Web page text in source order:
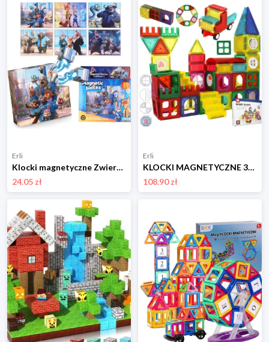
Erli
Klocki magnetyczne Zwierzogród Puzzle 3D 6 obrazków dzieci ZOOTOPIA 20pcs
24.05 zł
Erli
KLOCKI MAGNETYCZNE 3D Konstrukcyjne DUŻE PANELE NEODYMOWE ZESTAW 110 elem.
108.90 zł